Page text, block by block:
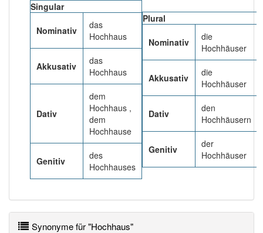
Singular
Nominativ
das
Hochhaus
Akkusativ
das
Hochhaus
Dativ
dem
Hochhaus ,
dem
Hochhause
Genitiv
des
Hochhauses
Plural
Nominativ
die
Hochhäuser
Akkusativ
die
Hochhäuser
Dativ
den
Hochhäusern
Genitiv
der
Hochhäuser
Synonyme für "Hochhaus"